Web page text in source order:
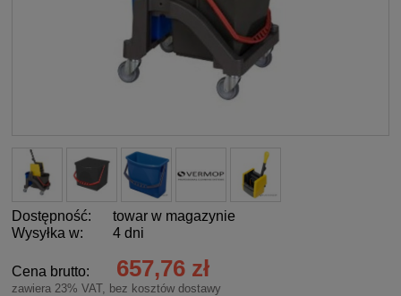
Dostępność:
towar w magazynie
Wysyłka w:
4 dni
Cena brutto: 657,76 zł
zawiera 23% VAT, bez kosztów dostawy